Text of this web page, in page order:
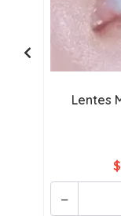
Lentes
-